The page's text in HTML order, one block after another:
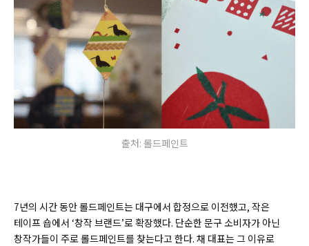
출처: 롤드페인트
7년의 시간 동안 롤드페인트는 대구에서 합정으로 이전했고, 작은
테이프 숍에서 ‘창작 브랜드’로 확장했다. 단순한 문구 소비자가 아닌
창작가들이 주로 롤드페인트를 찾는다고 한다. 채 대표는 그 이유로